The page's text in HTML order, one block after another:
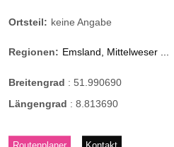
Ortsteil: keine Angabe
Regionen: Emsland, Mittelweser ...
Breitengrad : 51.990690
Längengrad : 8.813690